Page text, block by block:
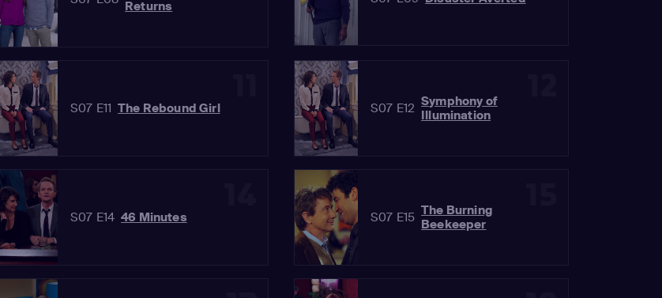
Returns
S07 E11 The Rebound Girl S07 E12 Symphony of
Illumination
S07 E14 46 Minutes S07 E15 The Burning
Beekeeper